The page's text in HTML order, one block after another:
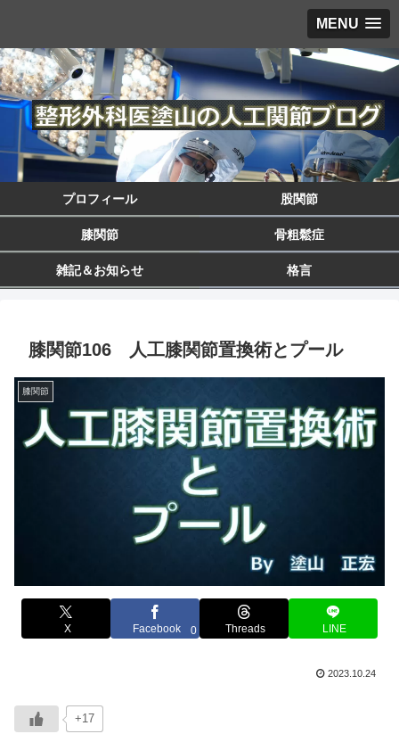
MENU
プロフィール 股関節
膝関節 骨粗鬆症
雑記＆お知らせ 格言
膝関節106 人工膝関節置換術とプール
膝関節
X Facebook 0 Threads LINE
2023.10.24
+17